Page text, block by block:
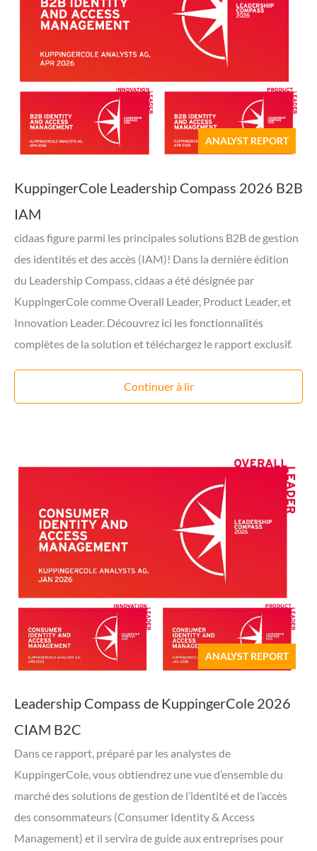
ANALYST REPORT
KuppingerCole Leadership Compass 2026 B2B
IAM
cidaas figure parmi les principales solutions B2B de gestion
des identités et des accès (IAM)! Dans la dernière édition
du Leadership Compass, cidaas a été désignée par
KuppingerCole comme Overall Leader, Product Leader, et
Innovation Leader. Découvrez ici les fonctionnalités
complètes de la solution et téléchargez le rapport exclusif.
Continuer à lir
ANALYST REPORT
Leadership Compass de KuppingerCole 2026
CIAM B2C
Dans ce rapport, préparé par les analystes de
KuppingerCole, vous obtiendrez une vue d’ensemble du
marché des solutions de gestion de l’identité et de l’accès
des consommateurs (Consumer Identity & Access
Management) et il servira de guide aux entreprises pour